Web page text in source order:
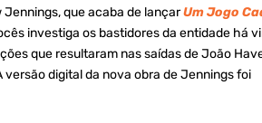
Jennings, que acaba de lançarUm Jogo
investiga os bastidores da entidade há
que resultaram nas saídas de João
versão digital da nova obra de Jennings foi